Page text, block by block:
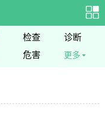
检查
诊断
危害 更多